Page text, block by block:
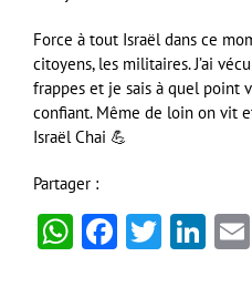
Force à tout Israël dans ce
citoyens, les militaires. J’ai
frappes et je sais à quel point
confiant. Même de loin on vit
Israël Chai 💪
Partager :
WhatsApp
Facebook